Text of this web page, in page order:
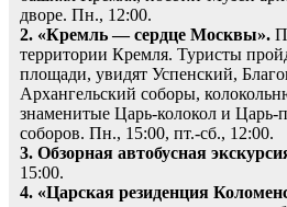
дворе. Пн., 12:00.
2. «Кремль — сердце Москвы».
территории Кремля. Туристы
площади, увидят Успенский,
Архангельский соборы,
знаменитые Царь-колокол и Царь-
соборов. Пн., 15:00, пт.-сб., 12:00.
3. Обзорная автобусная
15:00.
4. «Царская резиденция